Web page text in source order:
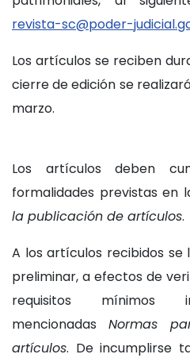
revista-sc@poder-
Los artículos se reciben
cierre de edición se
marzo.
Los artículos deben
formalidades previstas en
la publicación de artículos.
A los artículos recibidos se
preliminar, a efectos de
requisitos mínimos
mencionadas Normas
artículos. De incumplirse